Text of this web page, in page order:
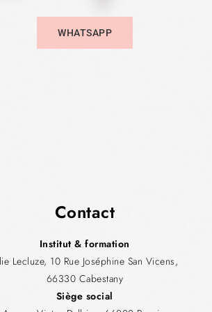
WHATSAPP
Contact
Institut & formation
Lecluze, 10 Rue Joséphine San Vicens,
66330 Cabestany
Siège social